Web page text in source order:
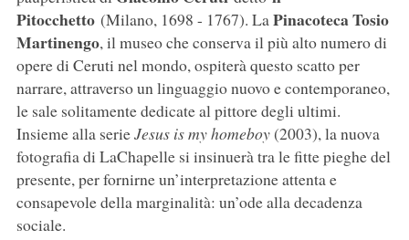
Pitocchetto (Milano, 1698 - 1767). LaPinacoteca Tosio
Martinengo, il museo che conserva il più alto numero di
opere di Ceruti nel mondo, ospiterà questo scatto per
narrare, attraverso un linguaggio nuovo e contemporaneo,
le sale solitamente dedicate al pittore degli ultimi.
Insieme alla serieJesus is my homeboy(2003), la nuova
fotografia di LaChapelle si insinuerà tra le fitte pieghe del
presente, per fornirne un’interpretazione attenta e
consapevole della marginalità: un’ode alla decadenza
sociale.